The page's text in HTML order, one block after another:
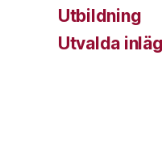
Utbildning
Utvalda